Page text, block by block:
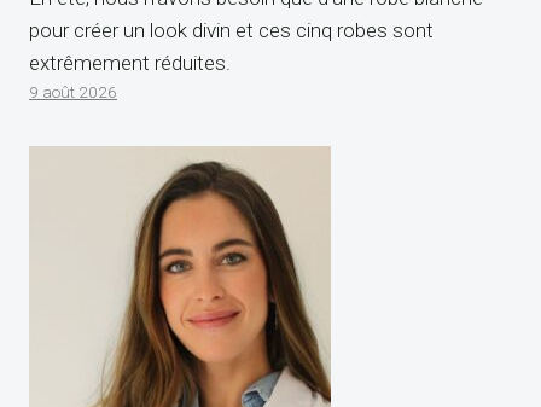
pour créer un look divin et ces cinq robes sont
extrêmement réduites.
9 août 2026